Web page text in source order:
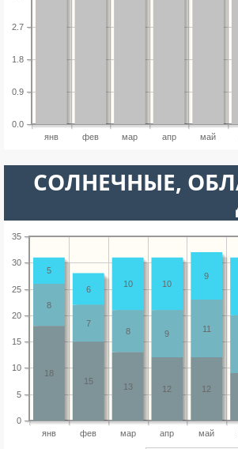
янв фев мар апр май
0.0
0.9
1.8
2.7
CОЛНЕЧНЫЕ,
янв фев мар апр май
0
5
10
15
20
25
30
35
12
12
13
15
18
11
9
8
7
8
9
10
10
6
5